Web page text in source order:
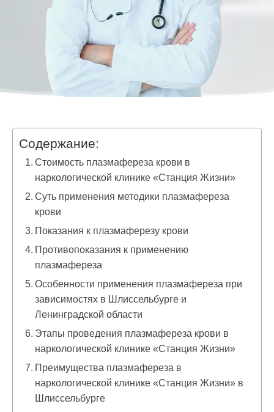
Содержание:
Стоимость плазмафереза крови в
наркологической клинике «Станция Жизни»
Суть применения методики плазмафереза
крови
Показания к плазмаферезу крови
Противопоказания к применению
плазмафереза
Особенности применения плазмафереза при
зависимостях в Шлиссельбурге и
Ленинградской области
Этапы проведения плазмафереза крови в
наркологической клинике «Станция Жизни»
Преимущества плазмафереза в
наркологической клинике «Станция Жизни» в
Шлиссельбурге